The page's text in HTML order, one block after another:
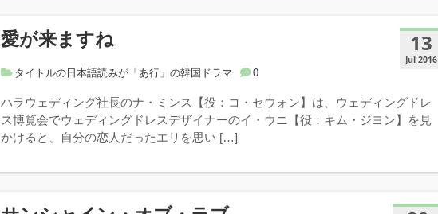
13
Jul 2016
愛が来ますね
タイトルの日本語読みが「あ行」の韓国ドラマ 0
ハラウェディング社長のナ・ミンス【役：コ・セウォン】は、ウェディングドレ
ス博覧会でウェディングドレスデザイナーのイ・ウニ【役：キム・ジヨン】を見
かけると、自分の恋人だったエリを思い […]